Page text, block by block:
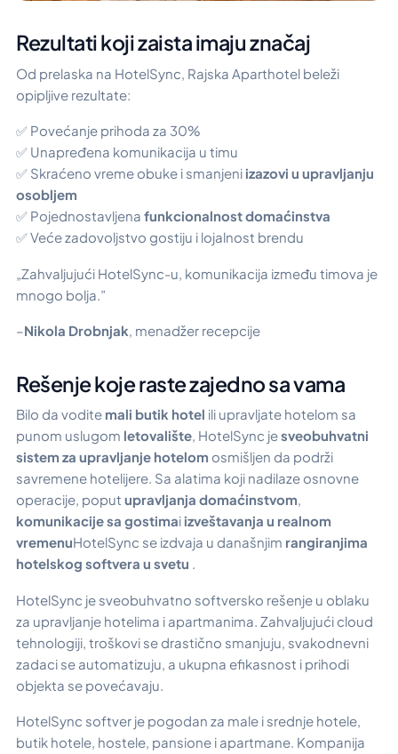
Rezultati koji zaista imaju značaj
Od prelaska na HotelSync, Rajska Aparthotel beleži
opipljive rezultate:
✅ Povećanje prihoda za 30%
✅ Unapređena komunikacija u timu
✅ Skraćeno vreme obuke i smanjeni izazovi u upravljanju
osobljem
✅ Pojednostavljena funkcionalnost domaćinstva
✅ Veće zadovoljstvo gostiju i lojalnost brendu
„Zahvaljujući HotelSync-u, komunikacija između timova je
mnogo bolja.”
–Nikola Drobnjak, menadžer recepcije
Rešenje koje raste zajedno sa vama
Bilo da vodite mali butik hotel ili upravljate hotelom sa
punom uslugom letovalište, HotelSync jesveobuhvatni
sistem za upravljanje hotelom osmišljen da podrži
savremene hotelijere. Sa alatima koji nadilaze osnovne
operacije, poput upravljanja domaćinstvom,
komunikacije sa gostimai izveštavanja u realnom
vremenuHotelSync se izdvaja u današnjim rangiranjima
hotelskog softvera u svetu .
HotelSync je sveobuhvatno softversko rešenje u oblaku
za upravljanje hotelima i apartmanima. Zahvaljujući cloud
tehnologiji, troškovi se drastično smanjuju, svakodnevni
zadaci se automatizuju, a ukupna efikasnost i prihodi
objekta se povećavaju.
HotelSync softver je pogodan za male i srednje hotele,
butik hotele, hostele, pansione i apartmane. Kompanija